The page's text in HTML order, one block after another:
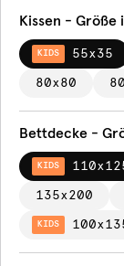
Kissen - Größe
KIDS 55x35
80x80
Bettdecke -
KIDS
135x200
KIDS